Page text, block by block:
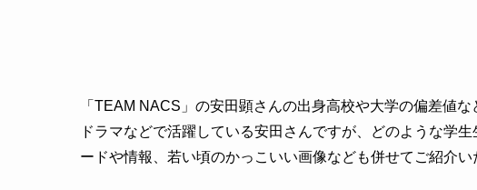
「TEAM NACS」の安田顕さんの出身高校や大学の偏差値
ドラマなどで活躍している安田さんですが、どのような学
ードや情報、若い頃のかっこいい画像なども併せてご紹介い